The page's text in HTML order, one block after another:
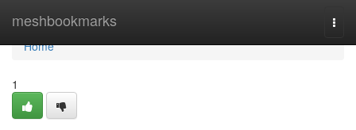
meshbookmarks
Home
Home
1